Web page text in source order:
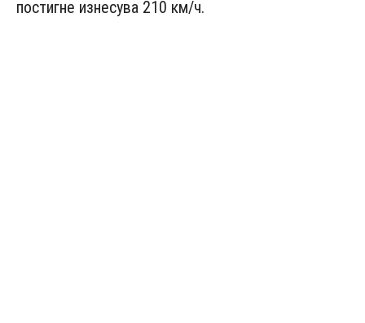
постигне изнесува 210 км/ч.